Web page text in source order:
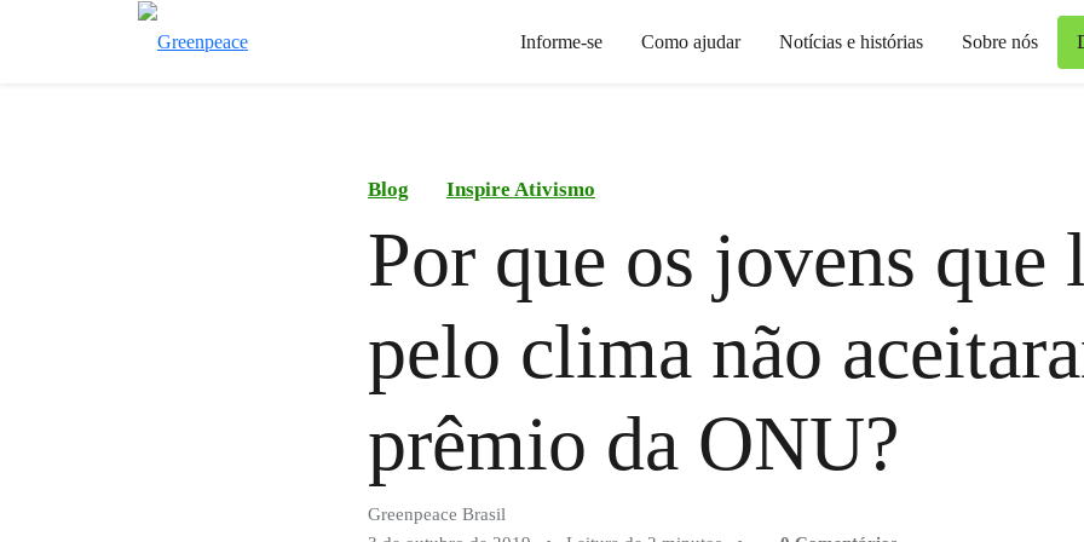
Informe-se Como ajudar Notícias e histórias Sobre nós
Blog Inspire Ativismo
Por que os jovens que
pelo clima não
prêmio da ONU?
Greenpeace Brasil